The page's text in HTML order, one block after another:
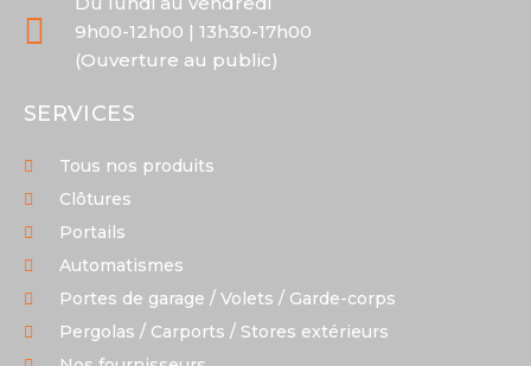
9h00-12h00 | 13h30-17h00
(Ouverture au public)
SERVICES
Tous nos produits
Clôtures
Portails
Automatismes
Portes de garage / Volets / Garde-corps
Pergolas / Carports / Stores extérieurs